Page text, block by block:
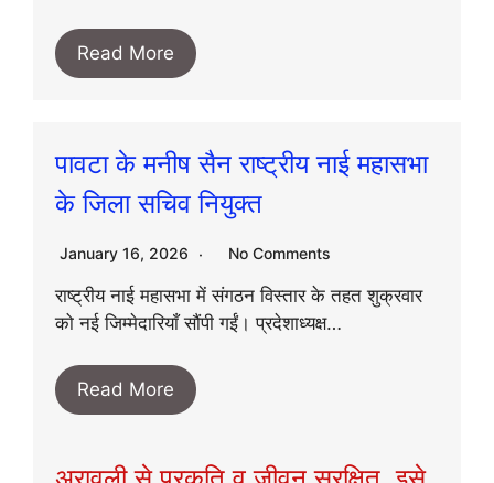
Read More
पावटा के मनीष सैन राष्ट्रीय नाई महासभा
के जिला सचिव नियुक्त
January 16, 2026 No Comments
राष्ट्रीय नाई महासभा में संगठन विस्तार के तहत शुक्रवार
को नई जिम्मेदारियाँ सौंपी गईं। प्रदेशाध्यक्ष…
Read More